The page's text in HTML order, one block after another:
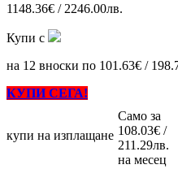
1148.36€ / 2246.00лв.
Купи с
на 12 вноски по 101.63€ /
КУПИ СЕГА!
купи на изплащане
Само за
108.03€ /
211.29лв.
на месец